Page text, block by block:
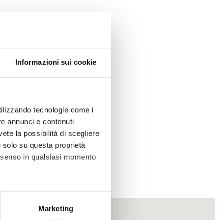
Informazioni sui cookie
tecnologie come i
annunci e contenuti
la possibilità di scegliere
su questa proprietà
in qualsiasi momento
metro,Marketing